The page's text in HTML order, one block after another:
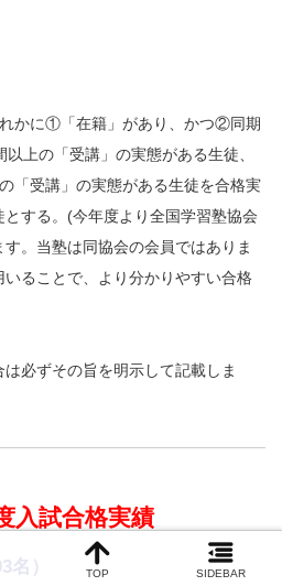
れかに①「在籍」があり、かつ②同期
上の「受講」の実態がある生徒、
「受講」の実態がある生徒を合格実
する。(今年度より全国学習塾協会
。当塾は同協会の会員ではありま
ることで、より分かりやすい合格
は必ずその旨を明示して記載しま
入試合格実績
） TOP SIDEBAR